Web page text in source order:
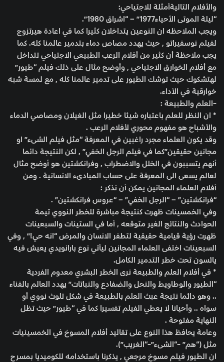
والأفلام التاليةأمثلة للاجتياحي:
“ليلة الموتى الأحياء1977” – “اشراق 1980”.
ويجب الملاحظه ان النوعين يتداخلان كثيرا كما في اعادة هيرتزوج
لفيلم نوسفيراتو , حيث يهدد مصاص دماء بتدمير عالمنا كله. كما
يجب ملاحظة أن كثير من أفلام الرعب الطبيعي الاجتياحي تتداخل
مع أفلام الخوارق الاجتياحي , وأوضح مثال على ذلك فيلم “طيور”
لهتشكوك حيث توشك الطيور على تدمير عالمنا كله , مع لمسة شبه
خوارقية في الأداء.
-العلم والطبيعة :
* ان النظر للعلم باعتباره شيئا خطيرا مثل الغيلان ومصاصي الدماء
والأشباح هو مفهوم محوري لأفلام الرعب .
وقد يكون العلماء مجرد راغبين في المعرفة “مثل فيلم الشىء” او
مجانين حقيقين”كما في فيلم الرجل الخفي” , لكن النتيجة دائما
أنهم يتسببون في الخلل والاضطراب , وفرانكشتين هو أوضح مثال
لعالم يسعى الى المعرفة على حساب المبادىء الانسانية . ومن
أفلام العلماء المجانين يمكن أن نذكر :
“فرانكشتين” – “الرجل الخفي” – “عروس فرانكشتين” .
وفي الخمسينات ظهرت كنتيجة مباشرة للخطر النووي تيمة
الحوادث والنتائج الغير متوقعه , أما في الستينات والسبعينات
ظهرت رؤية قيامية حقيقية لتطفر الانسان والمرض “انه حي!” , وفي
السبعينات اختفى العلماء المجانين ليأتي نوع بارانويدي يعيش فيه
يائسون تحت خطر التدمير الكامل.
* في أفلام العلم والطبيعة نرى الخطر البشري معدوم الفردية
“الطيور والوطاويط والنحل والضفادع والنباتات” يهدد العالم بالفناء
.. وهو دائما نتيجة عبث العلم بالطبيعة في شكل تلوث نووي أو
سواه .. وأحيانا لا يعطي الفيلم تفسيرا كما في “طيور” حيث تظل
النهاية مفتوحة .
وعامة يحافظ هذا النوع على تقاليد أفلام المسوخ في الخمسينيات
مثل (“هم” -“الشىء”-“الغريب”).
ان الطيور فيلم مسوخ مرجعي , يذكرنا باستخدامه للكوميديا بمسرح